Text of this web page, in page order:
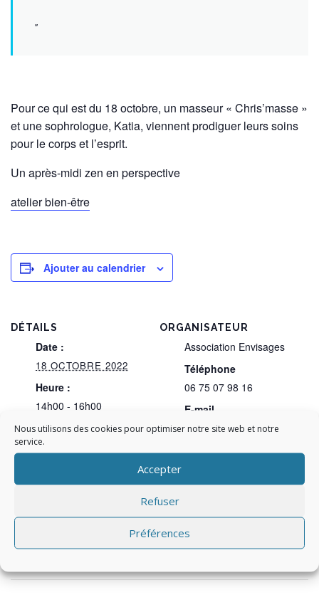
Nous utilisons des cookies pour optimiser notre site web et notre
service.
Accepter
Refuser
Préférences
Pour ce qui est du 18 octobre, un masseur « Chris’masse »
et une sophrologue, Katia, viennent prodiguer leurs soins
pour le corps et l’esprit.
Un après-midi zen en perspective
atelier bien-être
Ajouter au calendrier
DÉTAILS
Date :
18 OCTOBRE 2022
Heure :
14h00 - 16h00
Catégorie
d’Évènement:
LIEU
Maison des associations (Armentières en Brie)
Rue des vignettes
Armentieres en brie (77440), 77440
ORGANISATEUR
Association Envisages
Téléphone
06 75 07 98 16
E-mail
contact@envisages.org